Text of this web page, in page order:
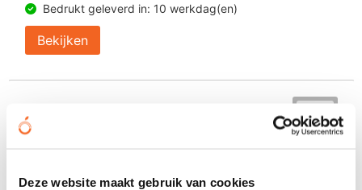
Deze website maakt gebruik van cookies
Bedrukt geleverd in: 10 werkdag(en)
Bekijken